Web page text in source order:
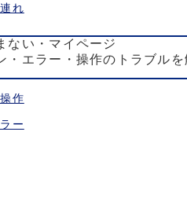
れ
ない・マイページ
・エラー・操作のトラブル
作
ー